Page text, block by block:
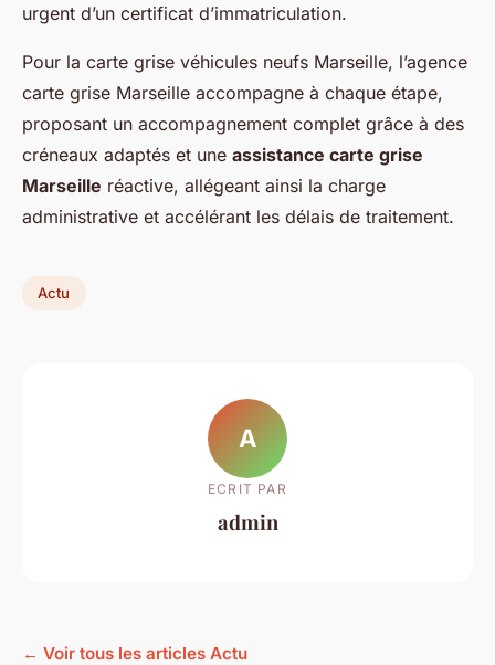
urgent d’un certificat d’immatriculation.
Pour la carte grise véhicules neufs Marseille, l’agence
carte grise Marseille accompagne à chaque étape,
proposant un accompagnement complet grâce à des
créneaux adaptés et une assistance carte grise
Marseille réactive, allégeant ainsi la charge
administrative et accélérant les délais de traitement.
Actu
A
ECRIT PAR
admin
← Voir tous les articles Actu